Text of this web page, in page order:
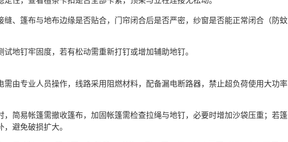
缝、篷布与地布边缘是否贴合，门帘闭合后是否严密，纱窗是否能正常闭合（防蚊
地钉牢固度，若有松动需重新打钉或增加辅助地钉。
需由专业人员操作，线路采用阻燃材料，配备漏电断路器，禁止超负荷使用大功率
，简易帐篷需撤收篷布，加固帐篷需检查拉绳与地钉，必要时增加沙袋压重；若篷
避免破损扩大。